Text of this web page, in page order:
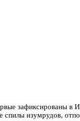
зафиксированы
изумрудов,